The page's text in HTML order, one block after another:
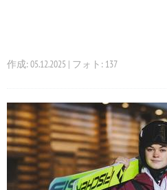
作成: 05.12.2025 | フォト: 137